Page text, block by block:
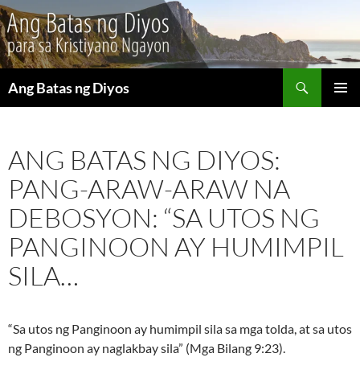
Ang Batas ng Diyos
ANG BATAS NG DIYOS:
PANG-ARAW-ARAW NA
DEBOSYON: “SA UTOS NG
PANGINOON AY HUMIMPIL
SILA…
“Sa utos ng Panginoon ay humimpil sila sa mga tolda, at sa utos
ng Panginoon ay naglakbay sila” (Mga Bilang 9:23).